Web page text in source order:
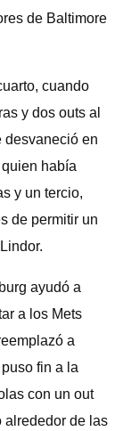
de Baltimore
cuando
y dos outs al
desvaneció en
había
y un tercio,
de permitir un
ayudó a
a los Mets
a
fin a la
con un out
alrededor de las